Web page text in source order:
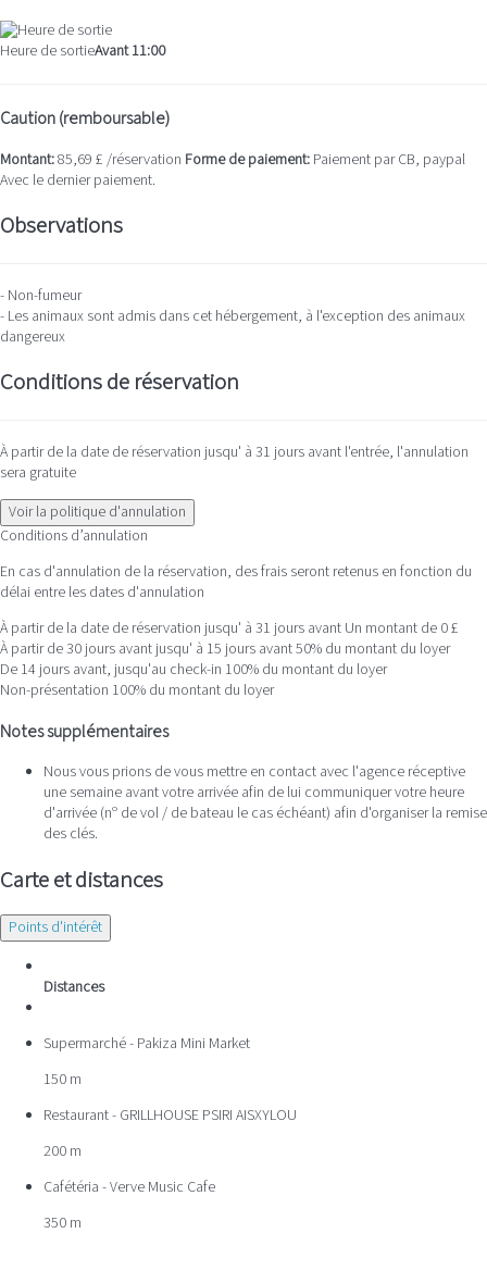
Heure de sortieAvant 11:00
Caution (remboursable)
Montant:85,69 £ /réservation Forme de paiement: Paiement par CB, paypal
Avec le dernier paiement.
Observations
- Non-fumeur
- Les animaux sont admis dans cet hébergement, à l'exception des animaux
dangereux
Conditions de réservation
À partir de la date de réservation jusqu' à 31 jours avant l'entrée, l'annulation
sera gratuite
Voir la politique d'annulation
Conditions d’annulation
En cas d'annulation de la réservation, des frais seront retenus en fonction du
délai entre les dates d'annulation
À partir de la date de réservation jusqu' à 31 jours avant Un montant de 0 £
À partir de 30 jours avant jusqu' à 15 jours avant50% du montant du loyer
De 14 jours avant, jusqu'au check-in 100% du montant du loyer
Non-présentation 100% du montant du loyer
Notes supplémentaires
Nous vous prions de vous mettre en contact avec l'agence réceptive
une semaine avant votre arrivée afin de lui communiquer votre heure
d'arrivée (nº de vol / de bateau le cas échéant) afin d'organiser la remise
des clés.
Carte et distances
Points d'intérêt
Distances
Supermarché - Pakiza Mini Market
150 m
Restaurant - GRILLHOUSE PSIRI AISXYLOU
200 m
Cafétéria - Verve Music Cafe
350 m